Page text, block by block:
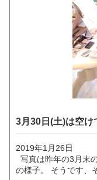
3月30日(土)は空
2019年1月26日
写真は昨年の3月末
の様子。 そうです、